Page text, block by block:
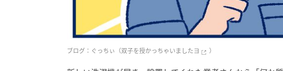
ブログ：ぐっちぃ（双子を授かっちゃいましたヨ ）